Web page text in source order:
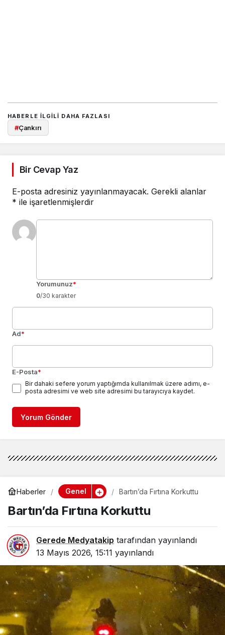
HABERLE ILGILI DAHA FAZLASI
#Çankırı
Bir Cevap Yaz
E-posta adresiniz yayınlanmayacak. Gerekli alanlar
* ile işaretlenmişlerdir
Yorumunuz*
0/30 karakter
Ad*
E-Posta*
Bir dahaki sefere yorum yaptığımda kullanılmak üzere adımı, e-
posta adresimi ve web site adresimi bu tarayıcıya kaydet.
Yorum Gönder
Haberler Genel Bartın’da Fırtına Korkuttu
Bartın’da Fırtına Korkuttu
Gerede Medyatakip tarafından yayınlandı
13 Mayıs 2026, 15:11 yayınlandı